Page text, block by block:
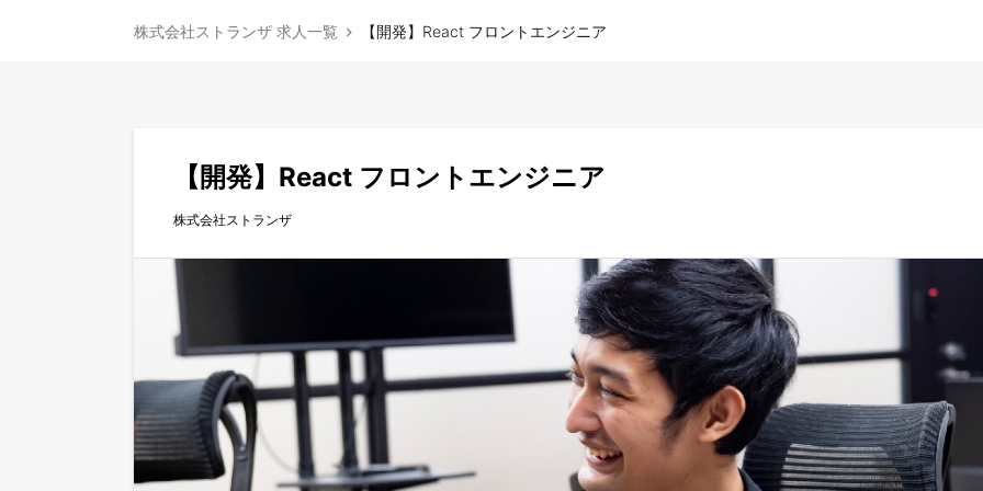
株式会社ストランザ 求人一覧 【開発】React フロントエンジニア
【開発】React フロントエンジニア
株式会社ストランザ